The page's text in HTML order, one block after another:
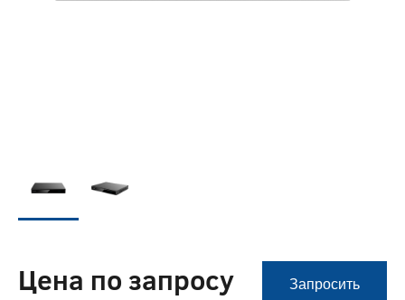
Цена по запросу Запросить